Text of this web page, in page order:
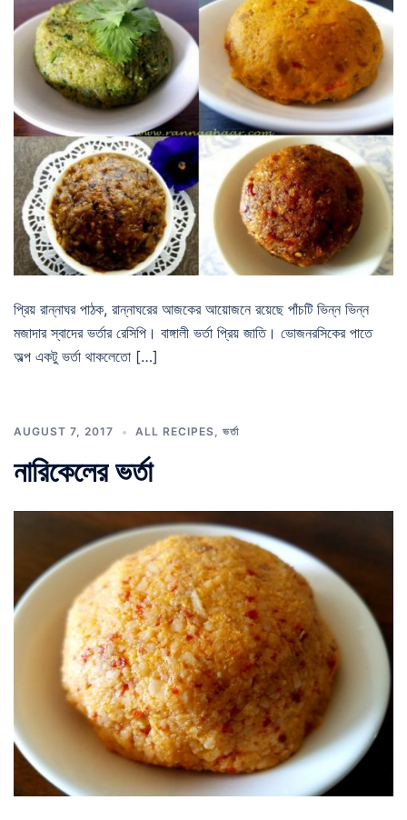
প্রিয় রান্নাঘর পাঠক, রান্নাঘরের আজকের আয়োজনে রয়েছে পাঁচটি ভিন্ন ভিন্ন
মজাদার স্বাদের ভর্তার রেসিপি। বাঙ্গালী ভর্তা প্রিয় জাতি। ভোজনরসিকের পাতে
অল্প একটু ভর্তা থাকলেতো […]
AUGUST 7, 2017 ALL RECIPES, ভর্তা
নারিকেলের ভর্তা